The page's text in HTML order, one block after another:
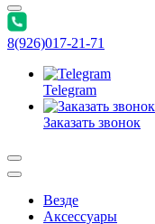
8(926)017-21-71
Telegram
Заказать звонок
Везде
Аксессуары